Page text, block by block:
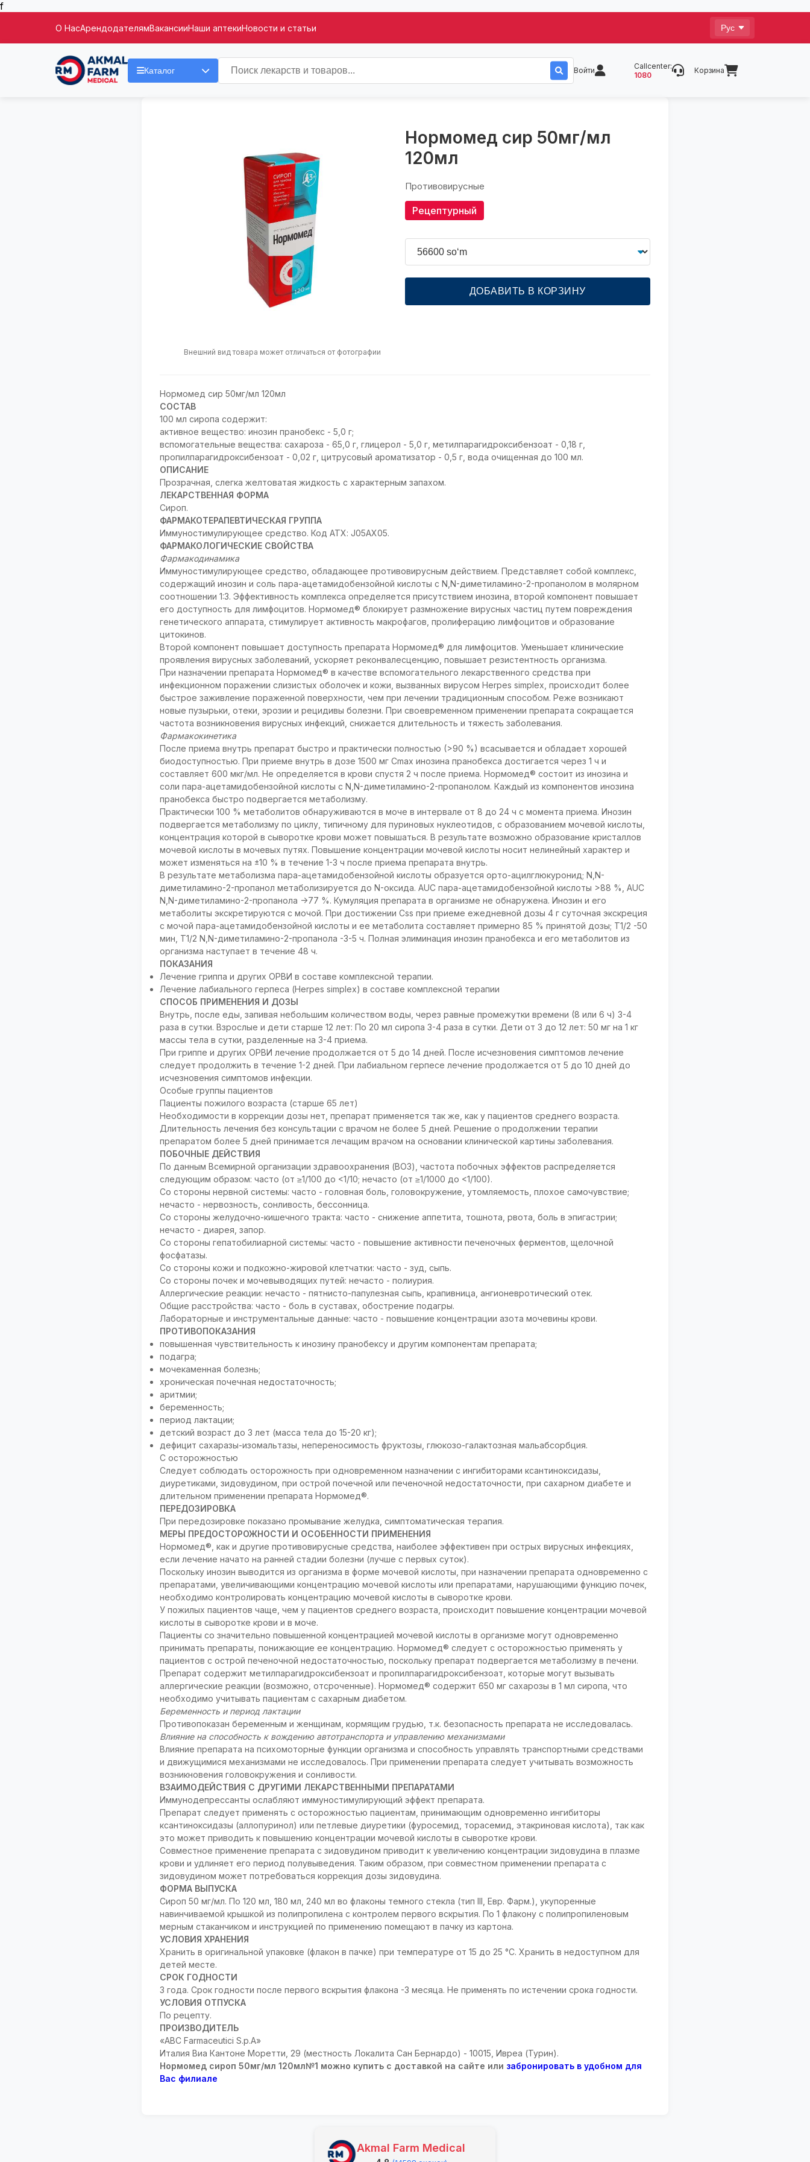
f
О НасАрендодателямВакансииНаши аптекиНовости и статьи
Каталог Войти
Callcenter:
1080
Корзина
Внешний вид товара может отличаться от фотографии
Нормомед сир 50мг/мл
120мл
Противовирусные
Рецептурный
ДОБАВИТЬ В КОРЗИНУ
Нормомед сир 50мг/мл 120мл
СОСТАВ
100 мл сиропа содержит:
активное вещество: инозин пранобекс - 5,0 г;
вспомогательные вещества: сахароза - 65,0 г, глицерол - 5,0 г, метилпарагидроксибензоат - 0,18 г,
пропилпарагидроксибензоат - 0,02 г, цитрусовый ароматизатор - 0,5 г, вода очищенная до 100 мл.
ОПИСАНИЕ
Прозрачная, слегка желтоватая жидкость с характерным запахом.
ЛЕКАРСТВЕННАЯ ФОРМА
Сироп.
ФАРМАКОТЕРАПЕВТИЧЕСКАЯ ГРУППА
Иммуностимулирующее средство. Код АТХ: J05AX05.
ФАРМАКОЛОГИЧЕСКИЕ СВОЙСТВА
Фармакодинамика
Иммуностимулирующее средство, обладающее противовирусным действием. Представляет собой комплекс,
содержащий инозин и соль пара-ацетамидобензойной кислоты с N,N-диметиламино-2-пропанолом в молярном
соотношении 1:3. Эффективность комплекса определяется присутствием инозина, второй компонент повышает
его доступность для лимфоцитов. Нормомед® блокирует размножение вирусных частиц путем повреждения
генетического аппарата, стимулирует активность макрофагов, пролиферацию лимфоцитов и образование
цитокинов.
Второй компонент повышает доступность препарата Нормомед® для лимфоцитов. Уменьшает клинические
проявления вирусных заболеваний, ускоряет реконвалесценцию, повышает резистентность организма.
При назначении препарата Нормомед® в качестве вспомогательного лекарственного средства при
инфекционном поражении слизистых оболочек и кожи, вызванных вирусом Herpes simplex, происходит более
быстрое заживление пораженной поверхности, чем при лечении традиционным способом. Реже возникают
новые пузырьки, отеки, эрозии и рецидивы болезни. При своевременном применении препарата сокращается
частота возникновения вирусных инфекций, снижается длительность и тяжесть заболевания.
Фармакокинетика
После приема внутрь препарат быстро и практически полностью (>90 %) всасывается и обладает хорошей
биодоступностью. При приеме внутрь в дозе 1500 мг Cmax инозина пранобекса достигается через 1 ч и
составляет 600 мкг/мл. Не определяется в крови спустя 2 ч после приема. Нормомед® состоит из инозина и
соли пара-ацетамидобензойной кислоты с N,N-диметиламино-2-пропанолом. Каждый из компонентов инозина
пранобекса быстро подвергается метаболизму.
Практически 100 % метаболитов обнаруживаются в моче в интервале от 8 до 24 ч с момента приема. Инозин
подвергается метаболизму по циклу, типичному для пуриновых нуклеотидов, с образованием мочевой кислоты,
концентрация которой в сыворотке крови может повышаться. В результате возможно образование кристаллов
мочевой кислоты в мочевых путях. Повышение концентрации мочевой кислоты носит нелинейный характер и
может изменяться на ±10 % в течение 1-3 ч после приема препарата внутрь.
В результате метаболизма пара-ацетамидобензойной кислоты образуется орто-ацилглюкуронид; N,N-
диметиламино-2-пропанол метаболизируется до N-оксида. AUC пара-ацетамидобензойной кислоты >88 %, AUC
N,N-диметиламино-2-пропанола ->77 %. Кумуляция препарата в организме не обнаружена. Инозин и его
метаболиты экскретируются с мочой. При достижении Css при приеме ежедневной дозы 4 г суточная экскреция
с мочой пара-ацетамидобензойной кислоты и ее метаболита составляет примерно 85 % принятой дозы; T1/2 -50
мин, T1/2 N,N-диметиламино-2-пропанола -3-5 ч. Полная элиминация инозин пранобекса и его метаболитов из
организма наступает в течение 48 ч.
ПОКАЗАНИЯ
Лечение гриппа и других ОРВИ в составе комплексной терапии.
Лечение лабиального герпеса (Herpes simplex) в составе комплексной терапии
СПОСОБ ПРИМЕНЕНИЯ И ДОЗЫ
Внутрь, после еды, запивая небольшим количеством воды, через равные промежутки времени (8 или 6 ч) 3-4
раза в сутки. Взрослые и дети старше 12 лет: По 20 мл сиропа 3-4 раза в сутки. Дети от 3 до 12 лет: 50 мг на 1 кг
массы тела в сутки, разделенные на 3-4 приема.
При гриппе и других ОРВИ лечение продолжается от 5 до 14 дней. После исчезновения симптомов лечение
следует продолжить в течение 1-2 дней. При лабиальном герпесе лечение продолжается от 5 до 10 дней до
исчезновения симптомов инфекции.
Особые группы пациентов
Пациенты пожилого возраста (старше 65 лет)
Необходимости в коррекции дозы нет, препарат применяется так же, как у пациентов среднего возраста.
Длительность лечения без консультации с врачом не более 5 дней. Решение о продолжении терапии
препаратом более 5 дней принимается лечащим врачом на основании клинической картины заболевания.
ПОБОЧНЫЕ ДЕЙСТВИЯ
По данным Всемирной организации здравоохранения (ВОЗ), частота побочных эффектов распределяется
следующим образом: часто (от ≥1/100 до <1/10; нечасто (от ≥1/1000 до <1/100).
Со стороны нервной системы: часто - головная боль, головокружение, утомляемость, плохое самочувствие;
нечасто - нервозность, сонливость, бессонница.
Со стороны желудочно-кишечного тракта: часто - снижение аппетита, тошнота, рвота, боль в эпигастрии;
нечасто - диарея, запор.
Со стороны гепатобилиарной системы: часто - повышение активности печеночных ферментов, щелочной
фосфатазы.
Со стороны кожи и подкожно-жировой клетчатки: часто - зуд, сыпь.
Со стороны почек и мочевыводящих путей: нечасто - полиурия.
Аллергические реакции: нечасто - пятнисто-папулезная сыпь, крапивница, ангионевротический отек.
Общие расстройства: часто - боль в суставах, обострение подагры.
Лабораторные и инструментальные данные: часто - повышение концентрации азота мочевины крови.
ПРОТИВОПОКАЗАНИЯ
повышенная чувствительность к инозину пранобексу и другим компонентам препарата;
подагра;
мочекаменная болезнь;
хроническая почечная недостаточность;
аритмии;
беременность;
период лактации;
детский возраст до 3 лет (масса тела до 15-20 кг);
дефицит сахаразы-изомальтазы, непереносимость фруктозы, глюкозо-галактозная мальабсорбция.
С осторожностью
Следует соблюдать осторожность при одновременном назначении с ингибиторами ксантиноксидазы,
диуретиками, зидовудином, при острой почечной или печеночной недостаточности, при сахарном диабете и
длительном применении препарата Нормомед®.
ПЕРЕДОЗИРОВКА
При передозировке показано промывание желудка, симптоматическая терапия.
МЕРЫ ПРЕДОСТОРОЖНОСТИ И ОСОБЕННОСТИ ПРИМЕНЕНИЯ
Нормомед®, как и другие противовирусные средства, наиболее эффективен при острых вирусных инфекциях,
если лечение начато на ранней стадии болезни (лучше с первых суток).
Поскольку инозин выводится из организма в форме мочевой кислоты, при назначении препарата одновременно с
препаратами, увеличивающими концентрацию мочевой кислоты или препаратами, нарушающими функцию почек,
необходимо контролировать концентрацию мочевой кислоты в сыворотке крови.
У пожилых пациентов чаще, чем у пациентов среднего возраста, происходит повышение концентрации мочевой
кислоты в сыворотке крови и в моче.
Пациенты со значительно повышенной концентрацией мочевой кислоты в организме могут одновременно
принимать препараты, понижающие ее концентрацию. Нормомед® следует с осторожностью применять у
пациентов с острой печеночной недостаточностью, поскольку препарат подвергается метаболизму в печени.
Препарат содержит метилпарагидроксибензоат и пропилпарагидроксибензоат, которые могут вызывать
аллергические реакции (возможно, отсроченные). Нормомед® содержит 650 мг сахарозы в 1 мл сиропа, что
необходимо учитывать пациентам с сахарным диабетом.
Беременность и период лактации
Противопоказан беременным и женщинам, кормящим грудью, т.к. безопасность препарата не исследовалась.
Влияние на способность к вождению автотранспорта и управлению механизмами
Влияние препарата на психомоторные функции организма и способность управлять транспортными средствами
и движущимися механизмами не исследовалось. При применении препарата следует учитывать возможность
возникновения головокружения и сонливости.
ВЗАИМОДЕЙСТВИЯ С ДРУГИМИ ЛЕКАРСТВЕННЫМИ ПРЕПАРАТАМИ
Иммунодепрессанты ослабляют иммуностимулирующий эффект препарата.
Препарат следует применять с осторожностью пациентам, принимающим одновременно ингибиторы
ксантиноксидазы (аллопуринол) или петлевые диуретики (фуросемид, торасемид, этакриновая кислота), так как
это может приводить к повышению концентрации мочевой кислоты в сыворотке крови.
Совместное применение препарата с зидовудином приводит к увеличению концентрации зидовудина в плазме
крови и удлиняет его период полувыведения. Таким образом, при совместном применении препарата с
зидовудином может потребоваться коррекция дозы зидовудина.
ФОРМА ВЫПУСКА
Сироп 50 мг/мл. По 120 мл, 180 мл, 240 мл во флаконы темного стекла (тип III, Евр. Фарм.), укупоренные
навинчиваемой крышкой из полипропилена с контролем первого вскрытия. По 1 флакону с полипропиленовым
мерным стаканчиком и инструкцией по применению помещают в пачку из картона.
УСЛОВИЯ ХРАНЕНИЯ
Хранить в оригинальной упаковке (флакон в пачке) при температуре от 15 до 25 °С. Хранить в недоступном для
детей месте.
СРОК ГОДНОСТИ
3 года. Срок годности после первого вскрытия флакона -3 месяца. Не применять по истечении срока годности.
УСЛОВИЯ ОТПУСКА
По рецепту.
ПРОИЗВОДИТЕЛЬ
«ABC Farmaceutici S.p.A»
Италия Виа Кантоне Моретти, 29 (местность Локалита Сан Бернардо) - 10015, Ивреа (Турин).
Нормомед сироп 50мг/мл 120мл№1 можно купить с доставкой на сайте или забронировать в удобном для
Вас филиале
Akmal Farm Medical